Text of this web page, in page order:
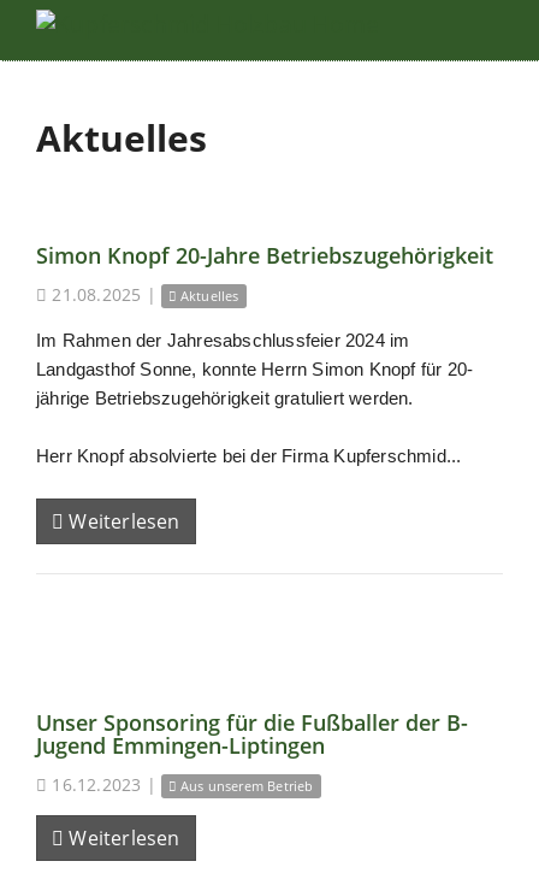
Aktuelles
Simon Knopf 20-Jahre Betriebszugehörigkeit
21.08.2025 | Aktuelles
Im Rahmen der Jahresabschlussfeier 2024 im
Landgasthof Sonne, konnte Herrn Simon Knopf für 20-
jährige Betriebszugehörigkeit gratuliert werden.
Herr Knopf absolvierte bei der Firma Kupferschmid...
Weiterlesen
Unser Sponsoring für die Fußballer der B-
Jugend Emmingen-Liptingen
16.12.2023 | Aus unserem Betrieb
Weiterlesen